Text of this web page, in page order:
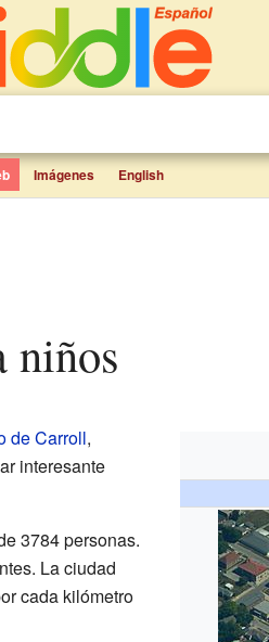
Imágenes English
niños
de Carroll,
interesante
3784 personas.
La ciudad
cada kilómetro